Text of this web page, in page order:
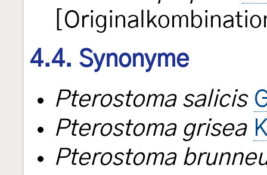
4.4. Synonyme
Pterostoma salicis
Pterostoma grisea
Pterostoma